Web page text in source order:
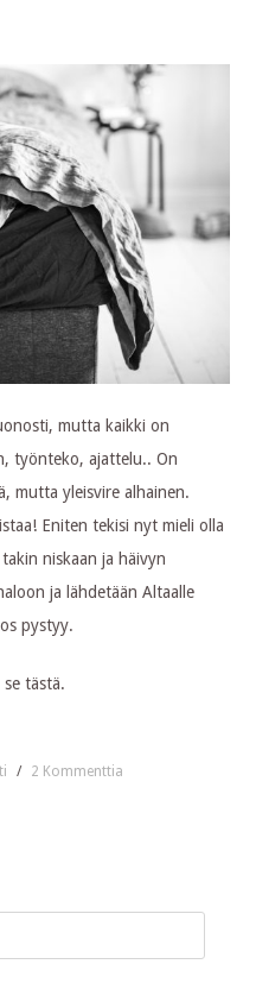
mutta kaikki on
työnteko, ajattelu.. On
mutta yleisvire alhainen.
Eniten tekisi nyt mieli olla
niskaan ja häivyn
ja lähdetään Altaalle
pystyy.
tästä.
/ 2 Kommenttia